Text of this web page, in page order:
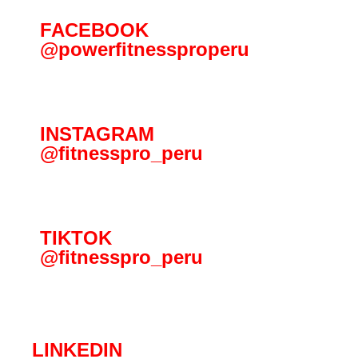
FACEBOOK
@powerfitnessproperu
INSTAGRAM
@fitnesspro_peru
TIKTOK
@fitnesspro_peru
LINKEDIN